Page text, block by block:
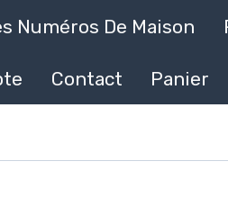
Numéros De Maison
Contact Panier